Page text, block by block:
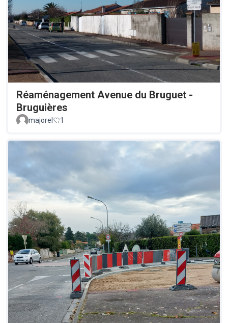
Réaménagement Avenue du Bruguet -
Bruguières
majorel 1